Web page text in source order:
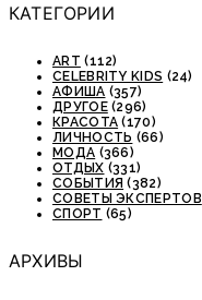
КАТЕГОРИИ
ART (112)
CELEBRITY KIDS (24)
АФИША (357)
ДРУГОЕ(296)
КРАСОТА (170)
ЛИЧНОСТЬ (66)
МОДА (366)
ОТДЫХ (331)
СОБЫТИЯ (382)
СОВЕТЫ ЭКСПЕРТОВ
СПОРТ (65)
АРХИВЫ